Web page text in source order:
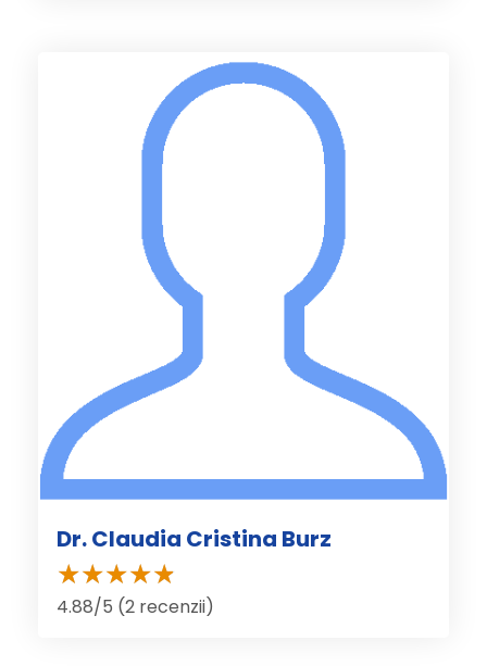
Dr. Claudia Cristina Burz
4.88/5 (2 recenzii)